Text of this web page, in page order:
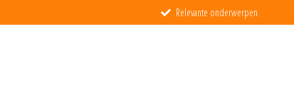
Relevante onderwerpen